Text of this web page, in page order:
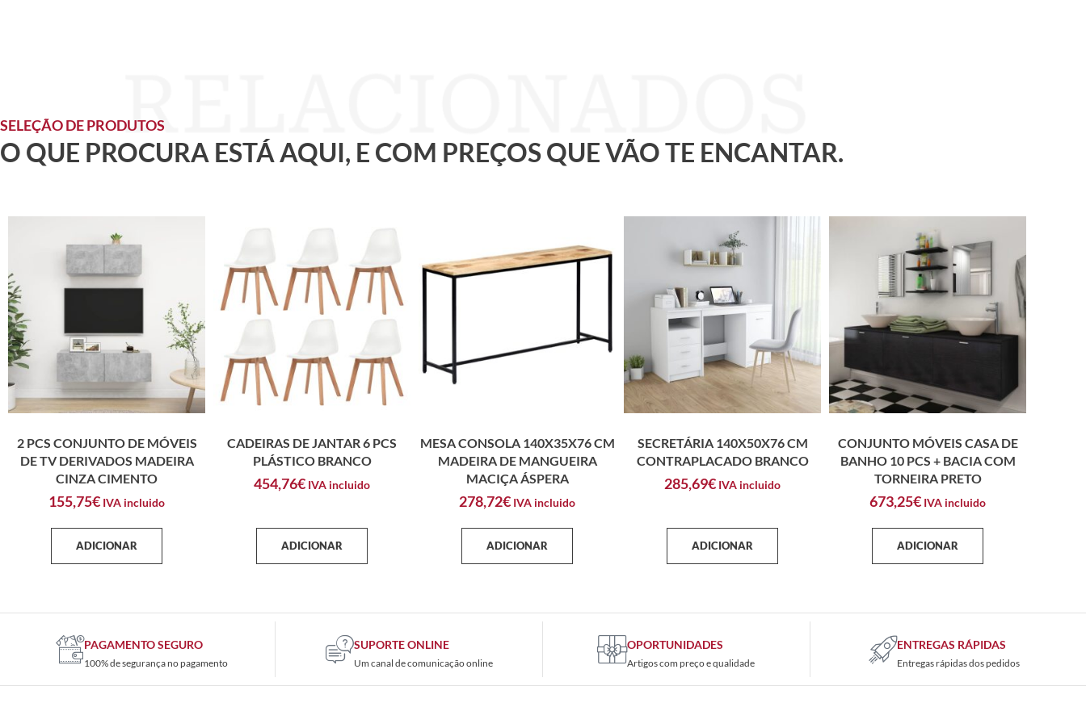
SELEÇÃO DE PRODUTOS
O QUE PROCURA ESTÁ AQUI, E COM PREÇOS QUE VÃO TE ENCANTAR.
2 PCS CONJUNTO DE MÓVEIS
DE TV DERIVADOS MADEIRA
CINZA CIMENTO
155,75€ IVA incluido
ADICIONAR
CADEIRAS DE JANTAR 6 PCS
PLÁSTICO BRANCO
454,76€ IVA incluido
ADICIONAR
MESA CONSOLA 140X35X76 CM
MADEIRA DE MANGUEIRA
MACIÇA ÁSPERA
278,72€ IVA incluido
ADICIONAR
SECRETÁRIA 140X50X76 CM
CONTRAPLACADO BRANCO
285,69€ IVA incluido
ADICIONAR
CONJUNTO MÓVEIS CASA DE
BANHO 10 PCS + BACIA COM
TORNEIRA PRETO
673,25€ IVA incluido
ADICIONAR
PAGAMENTO SEGURO
100% de segurança no pagamento
SUPORTE ONLINE
Um canal de comunicação online
OPORTUNIDADES
Artigos com preço e qualidade
ENTREGAS RÁPIDAS
Entregas rápidas dos pedidos